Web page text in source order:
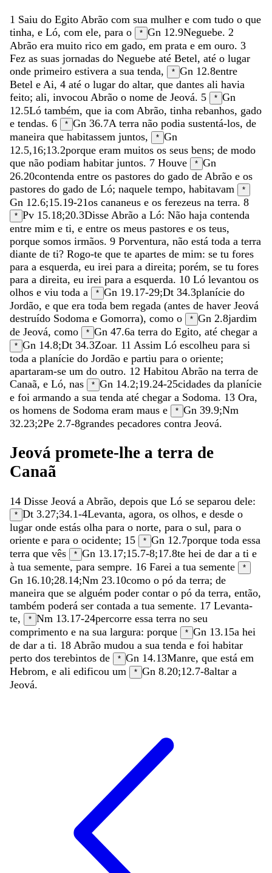
1 Saiu do Egito Abrão com sua mulher e com tudo o que
tinha, e Ló, com ele, para o * Gn 12.9Neguebe. 2
Abrão era muito rico em gado, em prata e em ouro. 3
Fez as suas jornadas do Neguebe até Betel, até o lugar
onde primeiro estivera a sua tenda, * Gn 12.8entre
Betel e Ai, 4 até o lugar do altar, que dantes ali havia
feito; ali, invocou Abrão o nome de Jeová. 5 * Gn
12.5Ló também, que ia com Abrão, tinha rebanhos, gado
e tendas. 6 * Gn 36.7A terra não podia sustentá-los, de
maneira que habitassem juntos, * Gn
12.5,16;13.2porque eram muitos os seus bens; de modo
que não podiam habitar juntos. 7 Houve * Gn
26.20contenda entre os pastores do gado de Abrão e os
pastores do gado de Ló; naquele tempo, habitavam *
Gn 12.6;15.19-21os cananeus e os ferezeus na terra. 8
* Pv 15.18;20.3Disse Abrão a Ló: Não haja contenda
entre mim e ti, e entre os meus pastores e os teus,
porque somos irmãos. 9 Porventura, não está toda a terra
diante de ti? Rogo-te que te apartes de mim: se tu fores
para a esquerda, eu irei para a direita; porém, se tu fores
para a direita, eu irei para a esquerda. 10 Ló levantou os
olhos e viu toda a * Gn 19.17-29;Dt 34.3planície do
Jordão, e que era toda bem regada (antes de haver Jeová
destruído Sodoma e Gomorra), como o * Gn 2.8jardim
de Jeová, como * Gn 47.6a terra do Egito, até chegar a
* Gn 14.8;Dt 34.3Zoar. 11 Assim Ló escolheu para si
toda a planície do Jordão e partiu para o oriente;
apartaram-se um do outro. 12 Habitou Abrão na terra de
Canaã, e Ló, nas * Gn 14.2;19.24-25cidades da planície
e foi armando a sua tenda até chegar a Sodoma. 13 Ora,
os homens de Sodoma eram maus e * Gn 39.9;Nm
32.23;2Pe 2.7-8grandes pecadores contra Jeová.
Jeová promete-lhe a terra de
Canaã
14 Disse Jeová a Abrão, depois que Ló se separou dele:
* Dt 3.27;34.1-4Levanta, agora, os olhos, e desde o
lugar onde estás olha para o norte, para o sul, para o
oriente e para o ocidente; 15 * Gn 12.7porque toda essa
terra que vês * Gn 13.17;15.7-8;17.8te hei de dar a ti e
à tua semente, para sempre. 16 Farei a tua semente *
Gn 16.10;28.14;Nm 23.10como o pó da terra; de
maneira que se alguém poder contar o pó da terra, então,
também poderá ser contada a tua semente. 17 Levanta-
te, * Nm 13.17-24percorre essa terra no seu
comprimento e na sua largura: porque * Gn 13.15a hei
de dar a ti. 18 Abrão mudou a sua tenda e foi habitar
perto dos terebintos de * Gn 14.13Manre, que está em
Hebrom, e ali edificou um * Gn 8.20;12.7-8altar a
Jeová.